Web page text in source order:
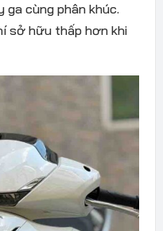
ga cùng phân khúc.
sở hữu thấp hơn khi